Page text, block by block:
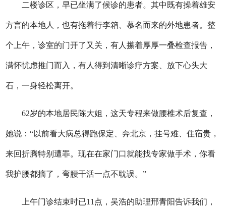
二楼诊区，早已坐满了候诊的患者。其中既有操着雄安
方言的本地人，也有拖着行李箱、慕名而来的外地患者。整
个上午，诊室的门开了又关，有人攥着厚厚一叠检查报告，
满怀忧虑推门而入，有人得到清晰诊疗方案、放下心头大
石，一身轻松离开。
62岁的本地居民陈大姐，这天专程来做腰椎术后复查，
她说：“以前看大病总得跑保定、奔北京，挂号难、住宿贵，
来回折腾特别遭罪。现在在家门口就能找专家做手术，你看
我护腰都摘了，弯腰干活一点不耽误。”
上午门诊结束时已11点，吴浩的助理邢青阳告诉我们，